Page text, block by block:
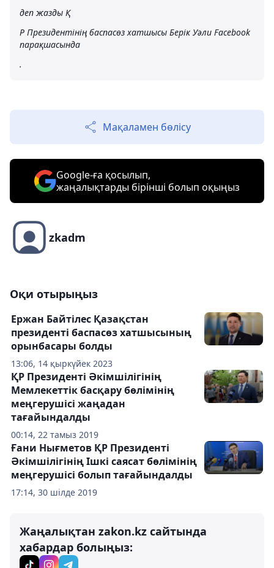
деп жазды Қ
Р Президентінің баспасөз хатшысы Берік Уәли Facebook
парақшасында
.
Мақаламен бөлісу
Google-ға қосылып,
жаңалықтарды бірінші болып оқыңыз
zkadm
Оқи отырыңыз
13:06, 14 қыркүйек 2023
Ержан Байтілес Қазақстан
президенті баспасөз хатшысының
орынбасары болды
00:14, 22 тамыз 2019
ҚР Президенті Әкімшілігінің
Мемлекеттік басқару бөлімінің
меңгерушісі жаңадан
тағайындалды
17:14, 30 шілде 2019
Ғани Нығметов ҚР Президенті
Әкімшілігінің Ішкі саясат бөлімінің
меңгерушісі болып тағайындалды
Жаңалықтан zakon.kz сайтында
хабардар болыңыз: